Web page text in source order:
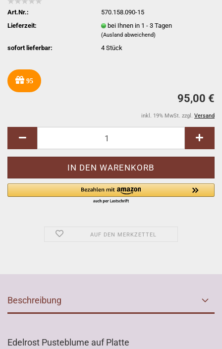
Art.Nr.:
570.158.090-15
Lieferzeit:
bei Ihnen in 1 - 3 Tagen
(Ausland abweichend)
sofort lieferbar: 4Stück
95
95,00 €
inkl. 19% MwSt. zzgl. Versand
AUF DEN MERKZETTEL
Beschreibung
Edelrost Pusteblume auf Platte